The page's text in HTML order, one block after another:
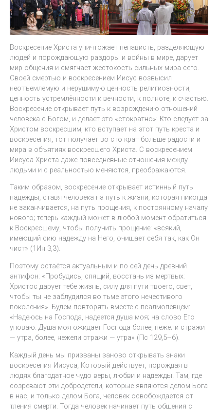
Воскресение Христа уничтожает ненависть, разделяющую
людей и порождающую раздоры и войны в мире, дарует
мир общения и смягчает жестокость сильных мира сего.
Своей смертью и воскресением Иисус возвысил
неотъемлемую и нерушимую ценность религиозности,
ценность устремлённости к вечности, к полноте, к счастью.
Воскресение открывает путь к возрождению отношений
человека с Богом, и делает это «стократно»: Кто следует за
Христом воскресшим, кто вступает на этот путь креста и
воскресения, тот получает во сто крат больше радости и
мира в объятиях воскресшего Христа. С воскресением
Иисуса Христа даже повседневные отношения между
людьми и с реальностью меняются, преображаются.
Таким образом, воскресение открывает истинный путь
надежды, ставя человека на путь к жизни, которая никогда
не заканчивается, на путь прощения, к постоянному началу
нового; теперь каждый может в любой момент обратиться
к Воскресшему, чтобы получить прощение: «всякий,
имеющий сию надежду на Него, очищает себя так, как Он
чист» (1Ин 3,3).
Поэтому остаётся актуальным и по сей день древний
антифон: «Пробудись, спящий, восстань из мертвых:
Христос дарует тебе жизнь, силу для пути твоего, свет,
чтобы ты не заблудился во тьме этого нечестивого
поколения». Будем повторять вместе с псалмопевцем:
«Надеюсь на Господа, надеется душа моя; на слово Его
уповаю. Душа моя ожидает Господа более, нежели стражи
— утра, более, нежели стражи — утра» (Пс 129,5–6).
Каждый день мы призваны заново открывать знаки
воскресения Иисуса, Который действует, порождая в
людях благодатное чудо веры, любви и надежды. Там, где
созревают эти добродетели, которые являются делом Бога
в нас, и только делом Бога, человек освобождается от
тления смерти. Тогда человек начинает путь общения с